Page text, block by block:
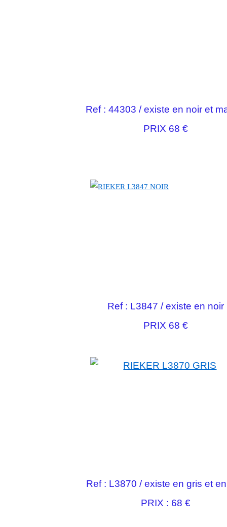
Ref : 44303 / existe en noir et
PRIX 68 €
Ref : L3847 / existe en noir
PRIX 68 €
Ref : L3870 / existe en gris et
PRIX : 68 €